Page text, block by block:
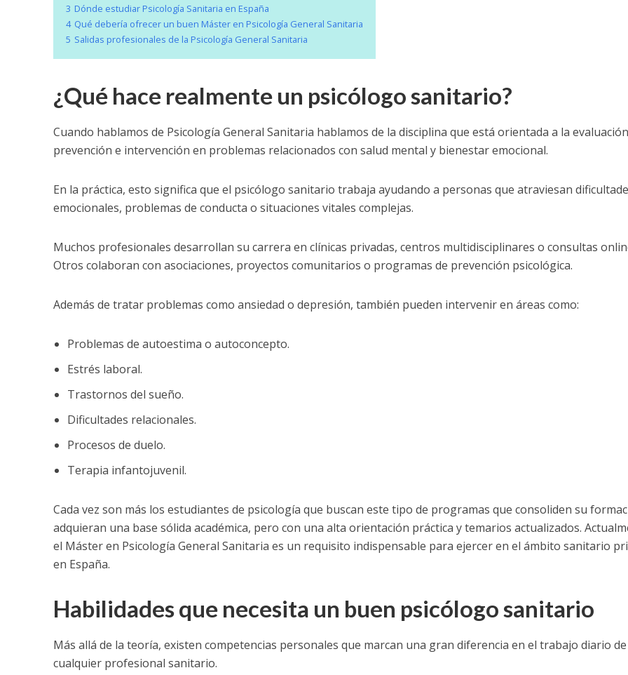
3 Dónde estudiar Psicología Sanitaria en España
4 Qué debería ofrecer un buen Máster en Psicología General Sanitaria
5 Salidas profesionales de la Psicología General Sanitaria
¿Qué hace realmente un psicólogo sanitario?
Cuando hablamos de Psicología General Sanitaria hablamos de la disciplina que está orientada a la
prevención e intervención en problemas relacionados con salud mental y bienestar emocional.
En la práctica, esto significa que el psicólogo sanitario trabaja ayudando a personas que atraviesan
emocionales, problemas de conducta o situaciones vitales complejas.
Muchos profesionales desarrollan su carrera en clínicas privadas, centros multidisciplinares o consultas
Otros colaboran con asociaciones, proyectos comunitarios o programas de prevención psicológica.
Además de tratar problemas como ansiedad o depresión, también pueden intervenir en áreas como:
Problemas de autoestima o autoconcepto.
Estrés laboral.
Trastornos del sueño.
Dificultades relacionales.
Procesos de duelo.
Terapia infantojuvenil.
Cada vez son más los estudiantes de psicología que buscan este tipo de programas que consoliden su
adquieran una base sólida académica, pero con una alta orientación práctica y temarios actualizados.
el Máster en Psicología General Sanitaria es un requisito indispensable para ejercer en el ámbito sanitario
en España.
Habilidades que necesita un buen psicólogo sanitario
Más allá de la teoría, existen competencias personales que marcan una gran diferencia en el trabajo diario de
cualquier profesional sanitario.